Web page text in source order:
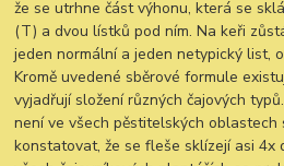
že se utrhne část výhonu, která se
(T) a dvou lístků pod ním. Na keři
jeden normální a jeden netypický list,
Kromě uvedené sběrové formule
vyjadřují složení různých čajových
není ve všech pěstitelských oblastech
konstatovat, že se fleše sklízejí asi 4x